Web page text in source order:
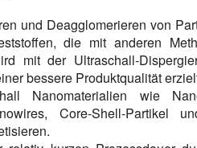
und Deagglomerieren von
die mit anderen
mit der Ultraschall-
bessere Produktqualität
Nanomaterialien wie
Core-Shell-Partikel